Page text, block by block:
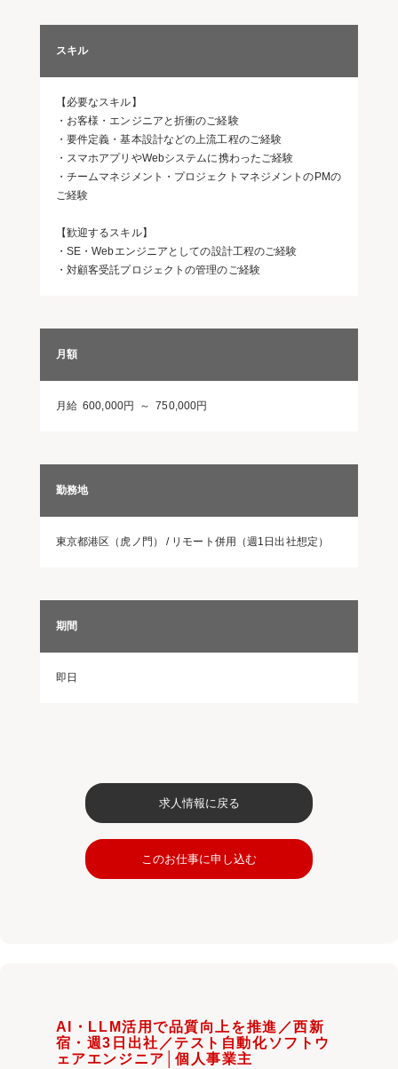
スキル
【必要なスキル】
・お客様・エンジニアと折衝のご経験
・要件定義・基本設計などの上流工程のご経験
・スマホアプリやWebシステムに携わったご経験
・チームマネジメント・プロジェクトマネジメントのPMの
ご経験
【歓迎するスキル】
・SE・Webエンジニアとしての設計工程のご経験
・対顧客受託プロジェクトの管理のご経験
月額
月給 600,000円 ～ 750,000円
勤務地
東京都港区（虎ノ門） / リモート併用（週1日出社想定）
期間
即日
求人情報に戻る
このお仕事に申し込む
AI・LLM活用で品質向上を推進／西新
宿・週3日出社／テスト自動化ソフトウ
ェアエンジニア│個人事業主